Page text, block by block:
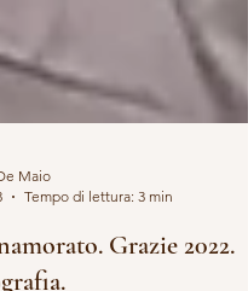
Tempo di lettura: 3 min